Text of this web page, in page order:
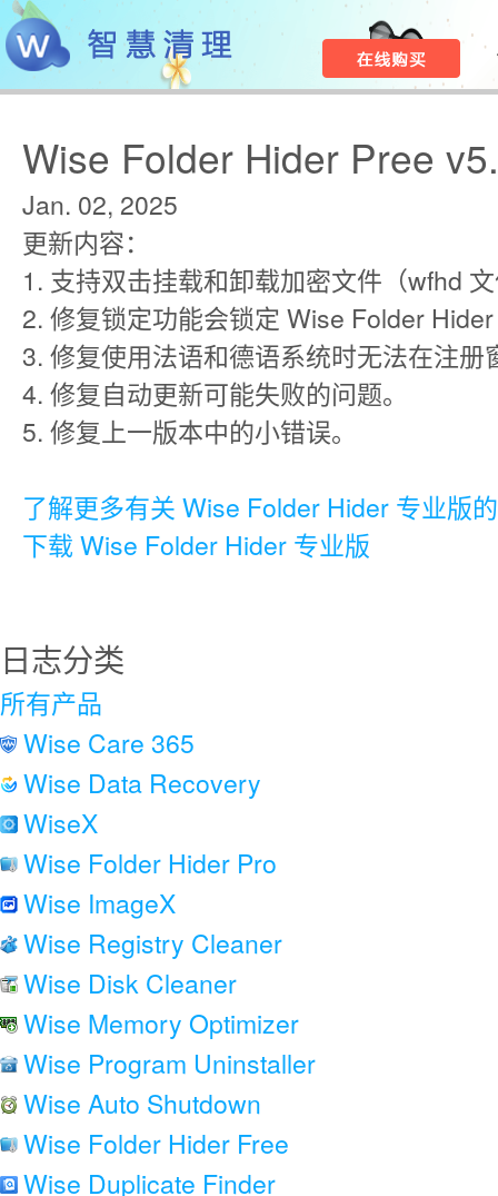
Wise Folder Hider Pree
Jan. 02, 2025
更新内容：
1. 支持双击挂载和卸载加密文件（wfhd
2. 修复锁定功能会锁定 Wise Folder
3. 修复使用法语和德语系统时无法在注
4. 修复自动更新可能失败的问题。
5. 修复上一版本中的小错误。
了解更多有关 Wise Folder Hider 专业版
下载 Wise Folder Hider 专业版
日志分类
所有产品
Wise Care 365
Wise Data Recovery
WiseX
Wise Folder Hider Pro
Wise ImageX
Wise Registry Cleaner
Wise Disk Cleaner
Wise Memory Optimizer
Wise Program Uninstaller
Wise Auto Shutdown
Wise Folder Hider Free
Wise Duplicate Finder